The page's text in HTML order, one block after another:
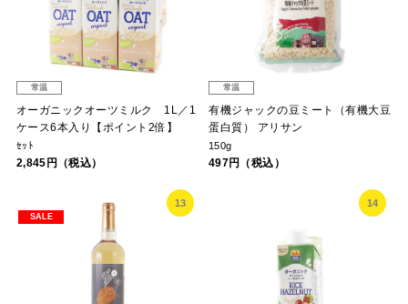
常温
オーガニックオーツミルク 1L／1
ケース6本入り【ポイント2倍】
ｾｯﾄ
2,845円（税込）
常温
有機ジャックの豆ミート（有機大豆
蛋白質） アリサン
150g
497円（税込）
13
SALE
14